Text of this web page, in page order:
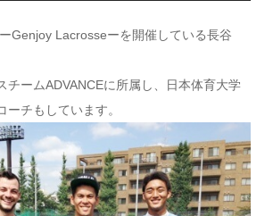
Genjoy Lacrosseーを開催している長谷
チームADVANCEに所属し、日本体育大学
ーチもしています。